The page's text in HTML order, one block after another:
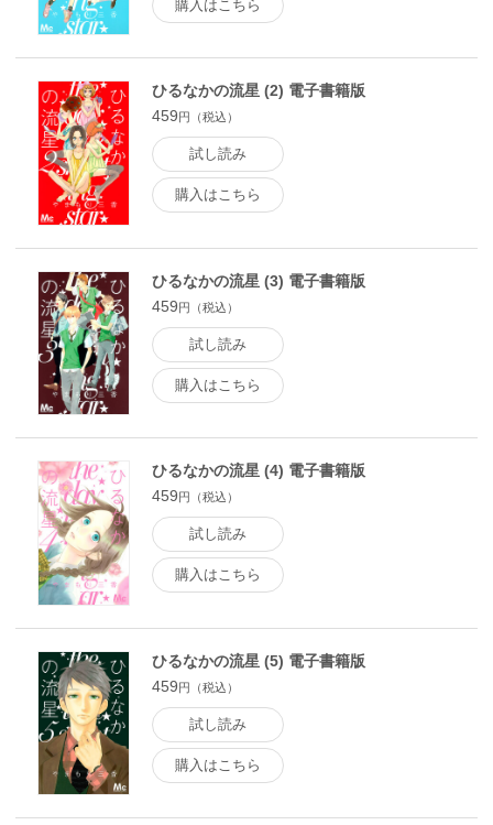
購入はこちら
ひるなかの流星 (2) 電子書籍版
459 円（税込）
試し読み
購入はこちら
ひるなかの流星 (3) 電子書籍版
459円（税込）
試し読み
購入はこちら
ひるなかの流星 (4) 電子書籍版
459 円（税込）
試し読み
購入はこちら
ひるなかの流星 (5) 電子書籍版
459円（税込）
試し読み
購入はこちら